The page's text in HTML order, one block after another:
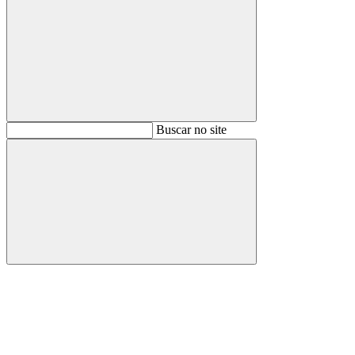
BuscarBuscar no site
Buscar